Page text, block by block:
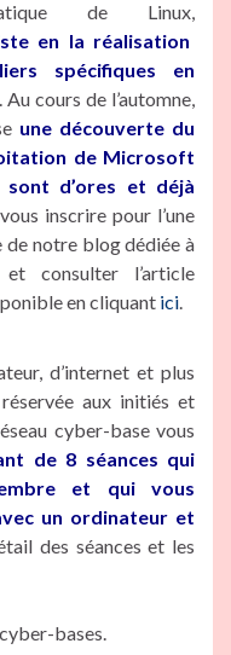
de Linux,
en la réalisation
spécifiques en
. Au cours de l’automne,
une découverte du
de Microsoft
d’ores et déjà
inscrire pour l’une
de notre blog dédiée à
et consulter l’article
en cliquant ici.
d’internet et plus
aux initiés et
cyber-base vous
de 8 séances qui
et qui vous
un ordinateur et
des séances et les
bases.